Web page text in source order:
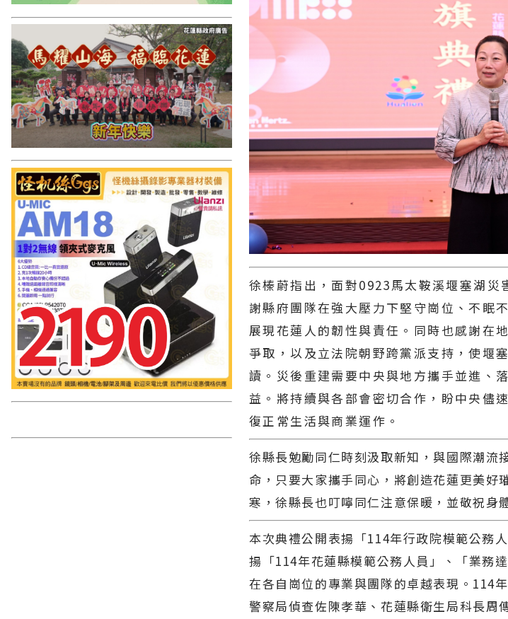
徐榛蔚指出，面對0923馬太鞍溪堰塞湖災
謝縣府團隊在強大壓力下堅守崗位、不眠
展現花蓮人的韌性與責任。同時也感謝在
爭取，以及立法院朝野跨黨派支持，使堰
讀。災後重建需要中央與地方攜手並進、
益。將持續與各部會密切合作，盼中央儘
復正常生活與商業運作。
徐縣長勉勵同仁時刻汲取新知，與國際潮流
命，只要大家攜手同心，將創造花蓮更美好
寒，徐縣長也叮嚀同仁注意保暖，並敬祝身
本次典禮公開表揚「114年行政院模範公務
揚「114年花蓮縣模範公務人員」、「業務
在各自崗位的專業與團隊的卓越表現。114
警察局偵查佐陳孝華、花蓮縣衛生局科長周